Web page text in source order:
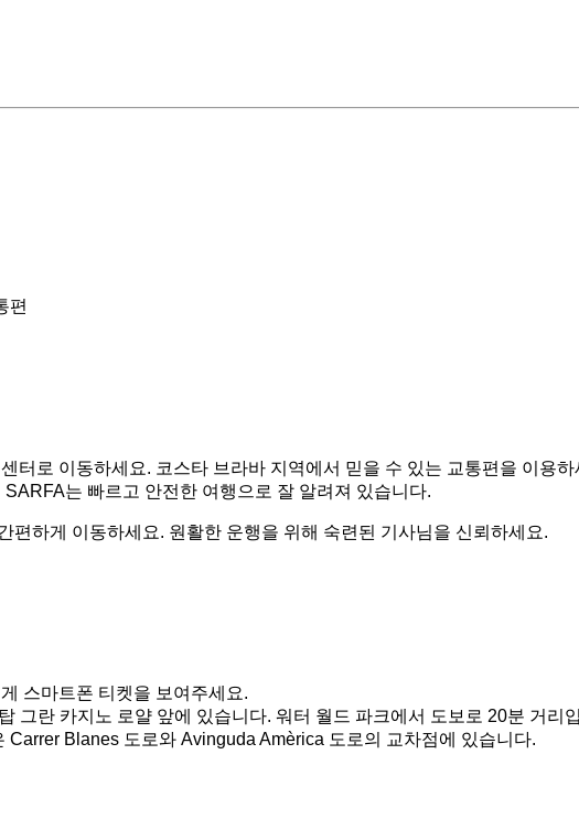
편
터로 이동하세요. 코스타 브라바 지역에서 믿을 수 있는 교통편을 이용
는 빠르고 안전한 여행으로 잘 알려져 있습니다.
편하게 이동하세요. 원활한 운행을 위해 숙련된 기사님을 신뢰하세요.
스마트폰 티켓을 보여주세요.
그란 카지노 로얄 앞에 있습니다. 워터 월드 파크에서 도보로 20분 거리
Blanes 도로와 Avinguda Amèrica 도로의 교차점에 있습니다.